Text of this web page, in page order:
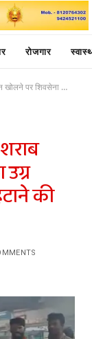
रोजगार
शहर से बाहर दुकानें हटाने की मांग
की